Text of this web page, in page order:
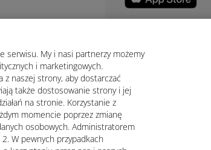
Dane osobowe Mapa strony
serwisu. My i nasi partnerzy możemy
i marketingowych.
naszej strony, aby dostarczać
także dostosowanie strony i jej
na stronie. Korzystanie z
momencie poprzez zmianę
osobowych. Administratorem
W pewnych przypadkach